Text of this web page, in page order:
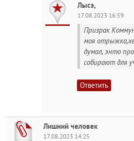
Лысэ,
17.08.2023 16:59
Призрак
моя
думал, энто
собирают для
Ответить
Лишний человек
17.08.2023 14:25